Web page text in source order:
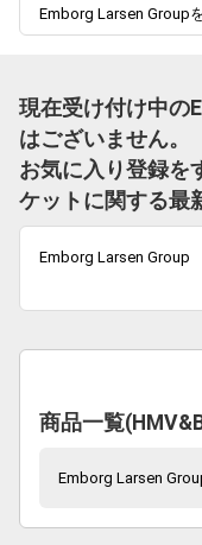
Emborg Larsen Group
現在受け付け中の
はございません。
お気に入り登録を
ケットに関する最
Emborg Larsen Group
商品一覧
Emborg Larsen